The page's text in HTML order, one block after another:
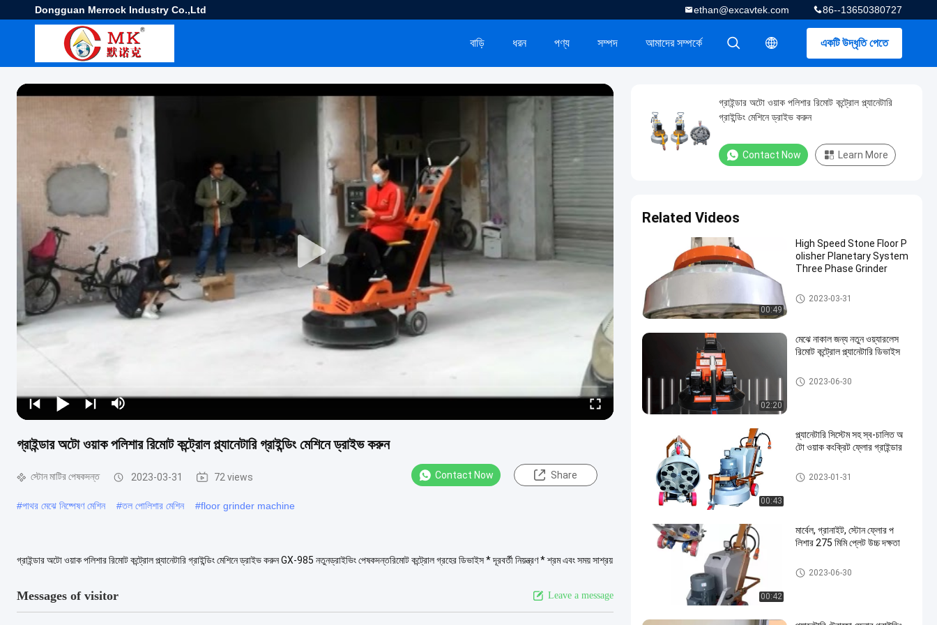
Dongguan Merrock Industry Co.,Ltd 86--13650380727
ethan@excavtek.com
একটি উদ্ধৃতি পেতে
বাড়ি ধরন পণ্য সম্পদ আমাদের সম্পর্কে
গ্রাইন্ডার অটো ওয়াক পলিশার রিমোট কন্ট্রোল প্ল্যানেটারি গ্রাইন্ডিং মেশিনে ড্রাইভ করুন
স্টোন মাটির পেষকদন্ত 2023-03-31 72 views Contact Now Share
#পাথর মেঝে নিষ্পেষণ মেশিন #তল পোলিশার মেশিন #floor grinder machine
গ্রাইন্ডার অটো ওয়াক পলিশার রিমোট কন্ট্রোল প্ল্যানেটারি গ্রাইন্ডিং মেশিনে ড্রাইভ করুন GX-985 নতুনড্রাইভিং পেষকদন্তরিমোট কন্ট্রোল গ্রহের ডিভাইস * দূরবর্তী নিয়ন্ত্রণ * শ্রম এবং সময় সাশ্রয়
Messages of visitor Leave a message
গ্রাইন্ডার অটো ওয়াক পলিশার রিমোট কন্ট্রোল প্ল্যানেটারি
গ্রাইন্ডিং মেশিনে ড্রাইভ করুন
Contact Now Learn More
Related Videos
00:49
High Speed Stone Floor P
olisher Planetary System
Three Phase Grinder
স্টোন মাটির পেষকদন্ত
2023-03-31
02:20
মেঝে নাকাল জন্য নতুন ওয়্যারলেস
রিমোট কন্ট্রোল প্ল্যানেটারি ডিভাইস
স্টোন ফ্লো পলিশদার
2023-06-30
00:43
প্ল্যানেটারি সিস্টেম সহ স্ব-চালিত অ
টো ওয়াক কংক্রিট ফ্লোর গ্রাইন্ডার
স্টোন ফ্লো পলিশদার
2023-01-31
00:42
মার্বেল, গ্রানাইট, স্টোন ফ্লোর প
লিশার 275 মিমি প্লেট উচ্চ দক্ষতা
স্টোন ফ্লো পলিশদার
2023-06-30